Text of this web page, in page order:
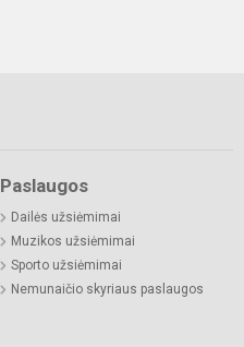
Paslaugos
Dailės užsiėmimai
Muzikos užsiėmimai
Sporto užsiėmimai
Nemunaičio skyriaus paslaugos